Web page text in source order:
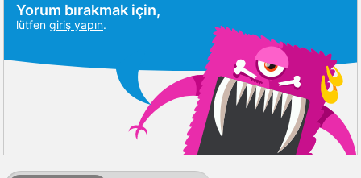
Yorum bırakmak için,
lütfen giriş yapın.